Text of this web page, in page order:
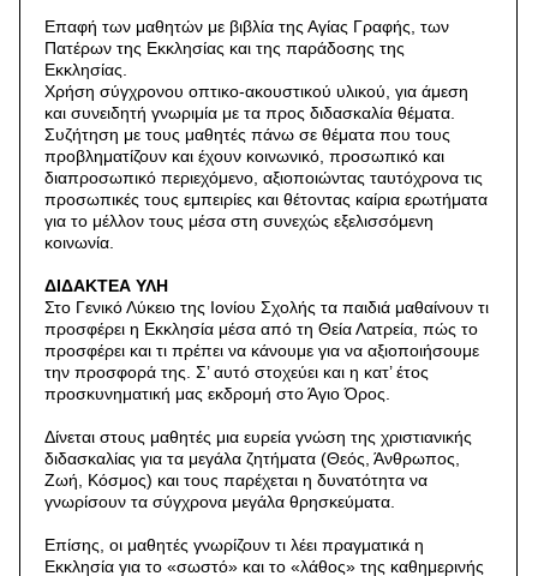
Επαφή των μαθητών με βιβλία της Αγίας Γραφής, των
Πατέρων της Εκκλησίας και της παράδοσης της
Εκκλησίας.
Χρήση σύγχρονου οπτικο-ακουστικού υλικού, για άμεση
και συνειδητή γνωριμία με τα προς διδασκαλία θέματα.
Συζήτηση με τους μαθητές πάνω σε θέματα που τους
προβληματίζουν και έχουν κοινωνικό, προσωπικό και
διαπροσωπικό περιεχόμενο, αξιοποιώντας ταυτόχρονα τις
προσωπικές τους εμπειρίες και θέτοντας καίρια ερωτήματα
για το μέλλον τους μέσα στη συνεχώς εξελισσόμενη
κοινωνία.
ΔΙΔΑΚΤΕΑ ΥΛΗ
Στο Γενικό Λύκειο της Ιονίου Σχολής τα παιδιά μαθαίνουν τι
προσφέρει η Εκκλησία μέσα από τη Θεία Λατρεία, πώς το
προσφέρει και τι πρέπει να κάνουμε για να αξιοποιήσουμε
την προσφορά της. Σ’ αυτό στοχεύει και η κατ’ έτος
προσκυνηματική μας εκδρομή στο Άγιο Όρος.
Δίνεται στους μαθητές μια ευρεία γνώση της χριστιανικής
διδασκαλίας για τα μεγάλα ζητήματα (Θεός, Άνθρωπος,
Ζωή, Κόσμος) και τους παρέχεται η δυνατότητα να
γνωρίσουν τα σύγχρονα μεγάλα θρησκεύματα.
Επίσης, οι μαθητές γνωρίζουν τι λέει πραγματικά η
Εκκλησία για το «σωστό» και το «λάθος» της καθημερινής